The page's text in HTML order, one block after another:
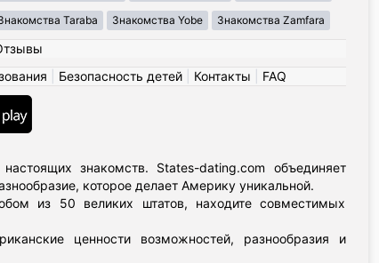
Taraba Знакомства Yobe Знакомства Zamfara
Безопасность детей Контакты FAQ
знакомств. States-dating.com объединяет
которое делает Америку уникальной.
из 50 великих штатов, находите совместимых
ценности возможностей, разнообразия и